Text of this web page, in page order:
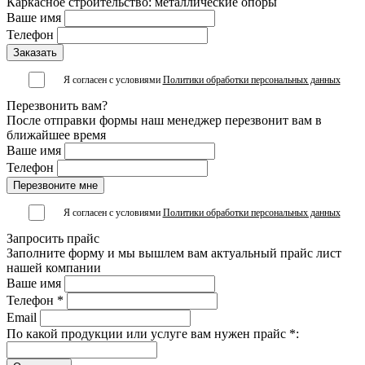
Ваше имя
Телефон
Я согласен с условиями Политики обработки персональных данных
Перезвонить вам?
После отправки формы наш менеджер перезвонит вам в
ближайшее время
Ваше имя
Телефон
Я согласен с условиями Политики обработки персональных данных
Запросить прайс
Заполните форму и мы вышлем вам актуальный прайс лист
нашей компании
Ваше имя
Телефон *
Email
По какой продукции или услуге вам нужен прайс *: